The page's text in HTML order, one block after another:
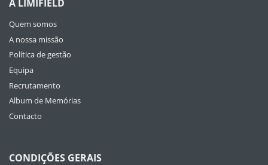
A LIMIFIELD
Quem somos
A nossa missão
Política de gestão
Equipa
Recrutamento
Album de Memórias
Contacto
CONDIÇÕES GERAIS